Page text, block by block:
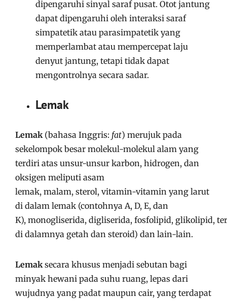
dipengaruhi sinyal saraf pusat. Otot jantung
dapat dipengaruhi oleh interaksi saraf
simpatetik atau parasimpatetik yang
memperlambat atau mempercepat laju
denyut jantung, tetapi tidak dapat
mengontrolnya secara sadar.
Lemak
Lemak (bahasa Inggris: fat) merujuk pada
sekelompok besar molekul-molekul alam yang
terdiri atas unsur-unsur karbon, hidrogen, dan
oksigen meliputi asam
lemak, malam, sterol, vitamin-vitamin yang larut
di dalam lemak (contohnya A, D, E, dan
K), monogliserida, digliserida, fosfolipid, glikolipid,
di dalamnya getah dan steroid) dan lain-lain.
Lemak secara khusus menjadi sebutan bagi
minyak hewani pada suhu ruang, lepas dari
wujudnya yang padat maupun cair, yang terdapat